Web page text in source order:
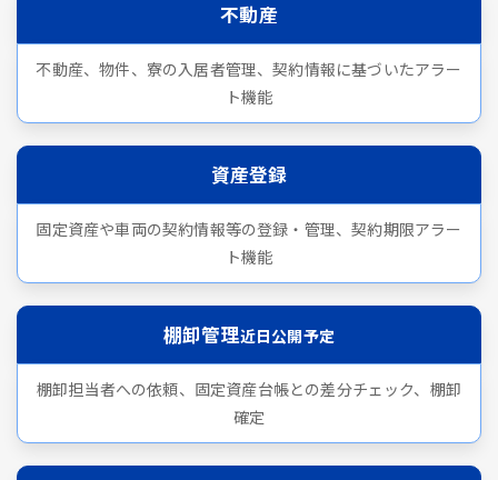
不動産
不動産、物件、寮の入居者管理、契約情報に基づいたアラー
ト機能
資産登録
固定資産や車両の契約情報等の登録・管理、契約期限アラー
ト機能
棚卸管理近日公開予定
棚卸担当者への依頼、固定資産台帳との差分チェック、棚卸
確定